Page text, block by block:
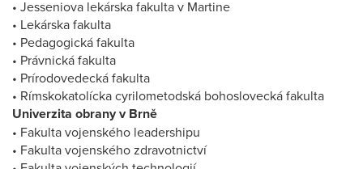
• Jesseniova lekárska fakulta v Martine
• Lekárska fakulta
• Pedagogická fakulta
• Právnická fakulta
• Prírodovedecká fakulta
• Rímskokatolícka cyrilometodská bohoslovecká fakulta
Univerzita obrany v Brně
• Fakulta vojenského leadershipu
• Fakulta vojenského zdravotnictví